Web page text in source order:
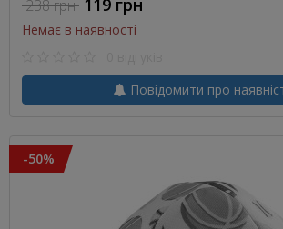
238 грн 119 грн
Немає в наявності
Повідомити про
-50%